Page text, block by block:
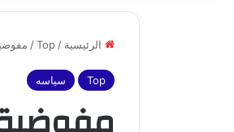
الرئيسية /
Top
/ مفوضية
Top سياسه